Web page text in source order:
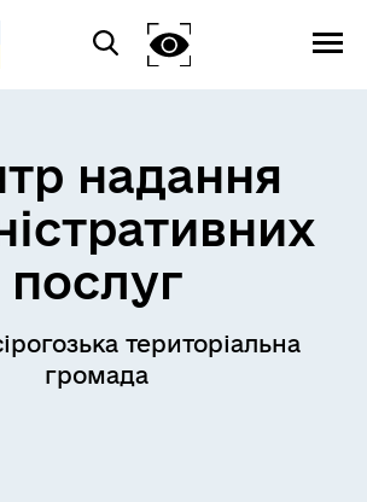
надання
послуг
територіальна
громада